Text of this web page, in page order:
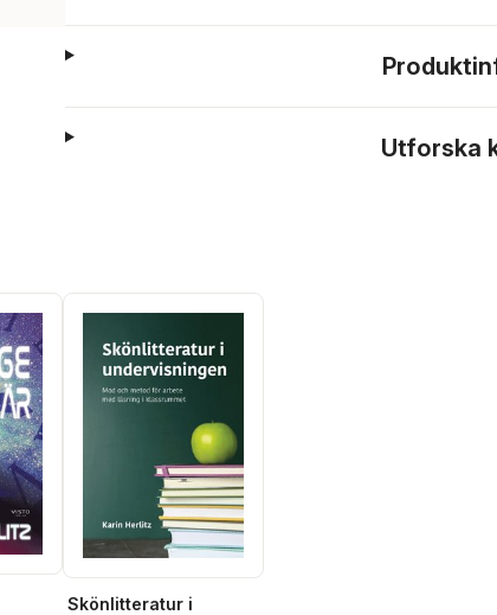
Utforska
Skönlitteratur i